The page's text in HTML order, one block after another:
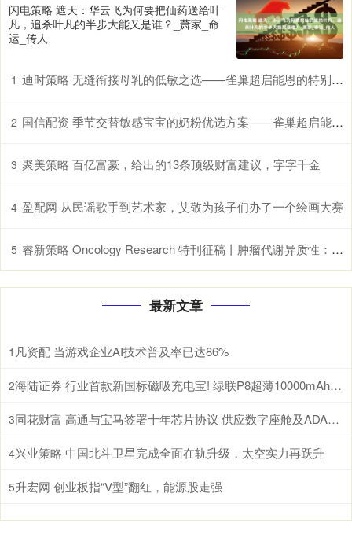
闪电策略 遮天：华云飞为何要把仙药送给叶
凡，追杀叶凡的半步大能又是谁？_萧家_命
运_传人
1 迪时策略 无缝衔接母乳的低敏之选——雀巢超启能恩的特别优势
2 国信配资 季节交替敏感宝宝的奶粉优选方案——雀巢超启能恩，守护脆弱肠胃
3 聚美策略 百亿富豪，给出的13条顶级财富建议，字字千金
4 盈配网 从民谣歌手到艺术家，艾敬为孩子们办了一个绘画大赛
5 睿新策略 Oncology Research 特刊征稿丨肿瘤代谢异质性：机制、生物标志物与治疗意义_研究
最新文章
1 凡资配 当游戏企业AI技术普及率已达86%
2 海陆证券 行业首款新国标磁吸充电宝! 绿联P8超薄10000mAh磁吸移动电源开启预约
3 同花财富 高通与宝马签署十年芯片协议 供应数字座舱及ADAS计算芯片
4兴业策略 中国北斗卫星完成全面在轨升级，太空实力再跃升
5升宏网 创业板指“V型”翻红，能源股走强